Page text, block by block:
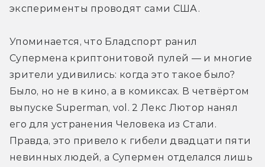
эксперименты проводят сами США.
Упоминается, что Бладспорт ранил
Супермена криптонитовой пулей — и многие
зрители удивились: когда это такое было?
Было, но не в кино, а в комиксах. В четвёртом
выпуске Superman, vol. 2 Лекс Лютор нанял
его для устранения Человека из Стали.
Правда, это привело к гибели двадцати пяти
невинных людей, а Супермен отделался лишь